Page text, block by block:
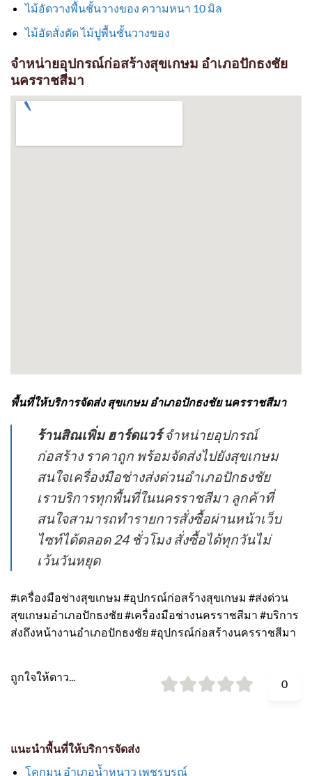
ไม้อัดวางพื้นชั้นวางของ ความหนา 10 มิล
ไม้อัดสั่งตัด ไม้ปูพื้นชั้นวางของ
จำหน่ายอุปกรณ์ก่อสร้างสุขเกษม อำเภอปักธงชัย
นครราชสีมา
พื้นที่ให้บริการจัดส่ง สุขเกษม อำเภอปักธงชัย นครราชสีมา
ร้านสิณเพิ่ม ฮาร์ดแวร์จำหน่ายอุปกรณ์
ก่อสร้าง ราคาถูก พร้อมจัดส่งไปยังสุขเกษม
สนใจเครื่องมือช่างส่งด่วนอำเภอปักธงชัย
เราบริการทุกพื้นที่ในนครราชสีมา ลูกค้าที่
สนใจสามารถทำรายการสั่งซื้อผ่านหน้าเว็บ
ไซท์ได้ตลอด 24 ชั่วโมง สั่งซื้อได้ทุกวันไม่
เว้นวันหยุด
#เครื่องมือช่างสุขเกษม #อุปกรณ์ก่อสร้างสุขเกษม #ส่งด่วน
สุขเกษมอำเภอปักธงชัย #เครื่องมือช่างนครราชสีมา #บริการ
ส่งถึงหน้างานอำเภอปักธงชัย #อุปกรณ์ก่อสร้างนครราชสีมา
ถูกใจให้ดาว...
0
แนะนำพื้นที่ให้บริการจัดส่ง
โคกมน อำเภอน้ำหนาว เพชรบูรณ์